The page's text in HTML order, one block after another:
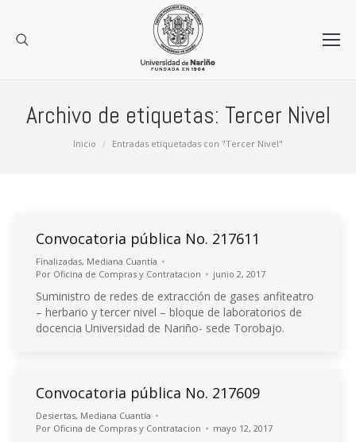
Archivo de etiquetas: Tercer Nivel
Inicio Entradas etiquetadas con "Tercer Nivel"
Convocatoria pública No. 217611
Finalizadas, Mediana Cuantía
Por Oficina de Compras y Contratacion junio 2, 2017
Suministro de redes de extracción de gases anfiteatro
– herbario y tercer nivel – bloque de laboratorios de
docencia Universidad de Nariño- sede Torobajo.
Convocatoria pública No. 217609
Desiertas, Mediana Cuantía
Por Oficina de Compras y Contratacion mayo 12, 2017